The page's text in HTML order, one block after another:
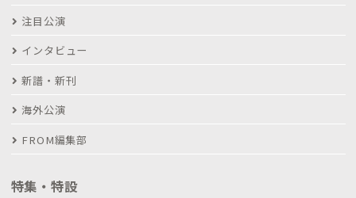
注目公演
インタビュー
新譜・新刊
海外公演
FROM編集部
特集・特設